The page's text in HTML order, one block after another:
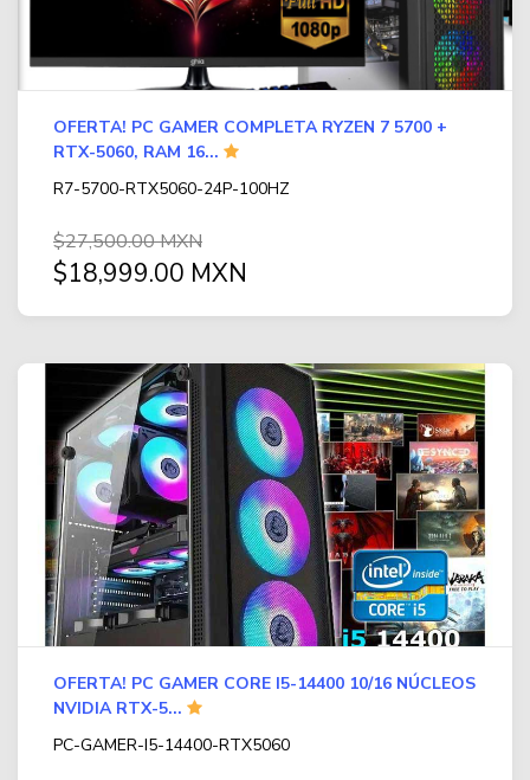
OFERTA! PC GAMER COMPLETA RYZEN 7 5700 +
RTX-5060, RAM 16...
R7-5700-RTX5060-24P-100HZ
$27,500.00 MXN
$18,999.00 MXN
OFERTA! PC GAMER CORE I5-14400 10/16 NÚCLEOS
NVIDIA RTX-5...
PC-GAMER-I5-14400-RTX5060